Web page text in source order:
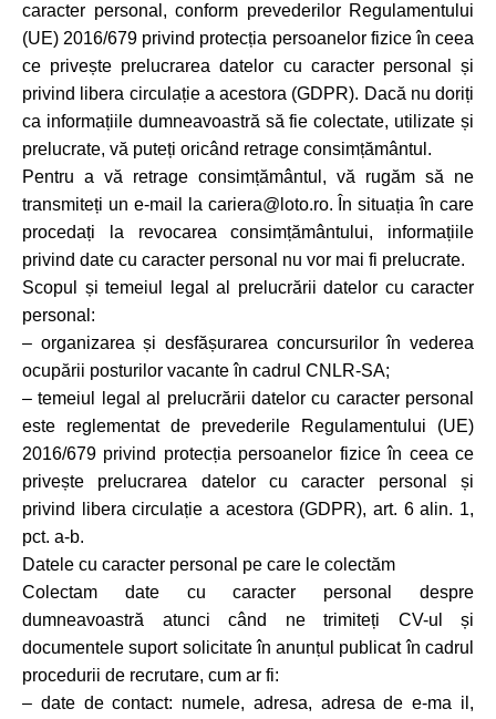
caracter personal, conform prevederilor Regulamentului
(UE) 2016/679 privind protecția persoanelor fizice în ceea
ce privește prelucrarea datelor cu caracter personal și
privind libera circulație a acestora (GDPR). Dacă nu doriți
ca informațiile dumneavoastră să fie colectate, utilizate și
prelucrate, vă puteți oricând retrage consimțământul.
Pentru a vă retrage consimțământul, vă rugăm să ne
transmiteți un e-mail la cariera@loto.ro. În situația în care
procedați la revocarea consimțământului, informațiile
privind date cu caracter personal nu vor mai fi prelucrate.
Scopul și temeiul legal al prelucrării datelor cu caracter
personal:
– organizarea și desfășurarea concursurilor în vederea
ocupării posturilor vacante în cadrul CNLR-SA;
– temeiul legal al prelucrării datelor cu caracter personal
este reglementat de prevederile Regulamentului (UE)
2016/679 privind protecția persoanelor fizice în ceea ce
privește prelucrarea datelor cu caracter personal și
privind libera circulație a acestora (GDPR), art. 6 alin. 1,
pct. a-b.
Datele cu caracter personal pe care le colectăm
Colectam date cu caracter personal despre
dumneavoastră atunci când ne trimiteți CV-ul și
documentele suport solicitate în anunțul publicat în cadrul
procedurii de recrutare, cum ar fi:
– date de contact: numele, adresa, adresa de e-ma il,